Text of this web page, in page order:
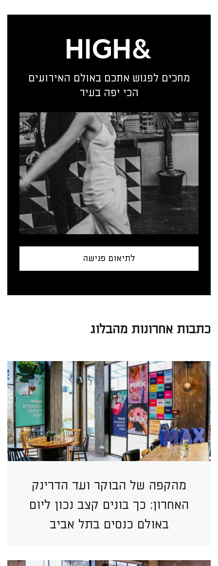
מחכים לפגוש אתכם באולם האירועים
הכי יפה בעיר
לתיאום פגישה
כתבות אחרונות מהבלוג
מהקפה של הבוקר ועד הדרינק
האחרון: כך בונים קצב נכון ליום
באולם כנסים בתל אביב